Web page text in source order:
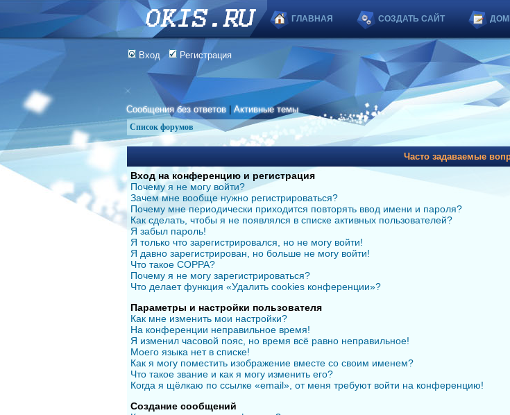
ГЛАВНАЯ СОЗДАТЬ САЙТ
Вход Регистрация
Сообщения без ответов |Активные темы
Список форумов
Часто задаваемые
Вход на конференцию и регистрация
Почему я не могу войти?
Зачем мне вообще нужно регистрироваться?
Почему мне периодически приходится повторять ввод имени и пароля?
Как сделать, чтобы я не появлялся в списке активных пользователей?
Я забыл пароль!
Я только что зарегистрировался, но не могу войти!
Я давно зарегистрирован, но больше не могу войти!
Что такое COPPA?
Почему я не могу зарегистрироваться?
Что делает функция «Удалить cookies конференции»?
Параметры и настройки пользователя
Как мне изменить мои настройки?
На конференции неправильное время!
Я изменил часовой пояс, но время всё равно неправильное!
Моего языка нет в списке!
Как я могу поместить изображение вместе со своим именем?
Что такое звание и как я могу изменить его?
Когда я щёлкаю по ссылке «email», от меня требуют войти на конференцию!
Создание сообщений